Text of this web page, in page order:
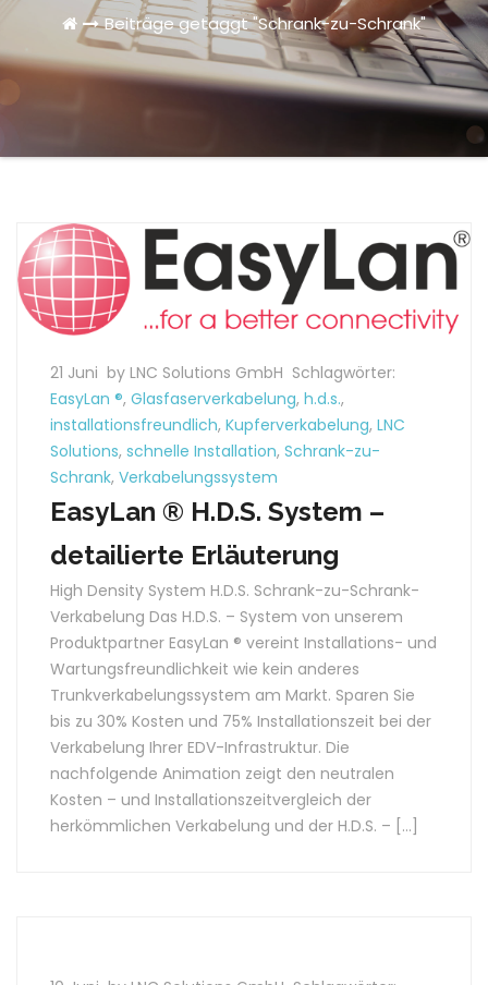
Beiträge getaggt "Schrank-zu-Schrank"
21 Juni by LNC Solutions GmbH Schlagwörter:
EasyLan ®, Glasfaserverkabelung, h.d.s.,
installationsfreundlich, Kupferverkabelung, LNC
Solutions, schnelle Installation, Schrank-zu-
Schrank, Verkabelungssystem
EasyLan ® H.D.S. System –
detailierte Erläuterung
High Density System H.D.S. Schrank-zu-Schrank-
Verkabelung Das H.D.S. – System von unserem
Produktpartner EasyLan ® vereint Installations- und
Wartungsfreundlichkeit wie kein anderes
Trunkverkabelungssystem am Markt. Sparen Sie
bis zu 30% Kosten und 75% Installationszeit bei der
Verkabelung Ihrer EDV-Infrastruktur. Die
nachfolgende Animation zeigt den neutralen
Kosten – und Installationszeitvergleich der
herkömmlichen Verkabelung und der H.D.S. – […]